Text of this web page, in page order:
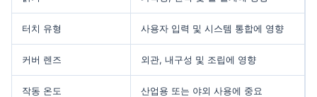
터치 유형 사용자 입력 및 시스템 통합에 영향
커버 렌즈 외관, 내구성 및 조립에 영향
작동 온도 산업용 또는 야외 사용에 중요